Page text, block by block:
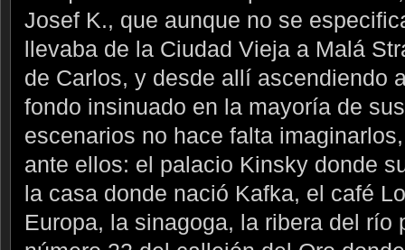
Josef K., que aunque no se
llevaba de la Ciudad Vieja a Malá
de Carlos, y desde allí ascendiendo
fondo insinuado en la mayoría de
escenarios no hace falta
ante ellos: el palacio Kinsky donde
la casa donde nació Kafka, el café
Europa, la sinagoga, la ribera del río